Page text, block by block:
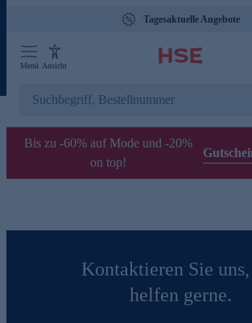
Tagesaktuelle Angebote
Menü Ansicht
Bis zu -60% auf Mode und -20%
on top!
Kontaktieren Sie
helfen gerne.